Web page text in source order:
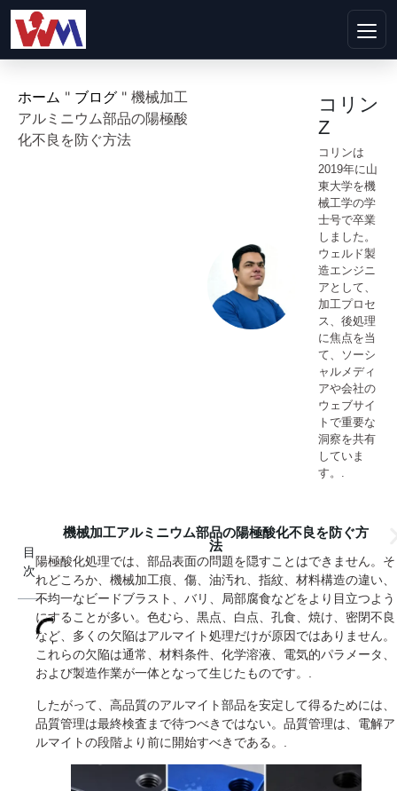
ホーム " ブログ " 機械加工
アルミニウム部品の陽極酸
化不良を防ぐ方法
コリン
Z
コリンは
2019年に山
東大学を機
械工学の学
士号で卒業
しました。
ウェルド製
造エンジニ
アとして、
加工プロセ
ス、後処理
に焦点を当
て、ソーシ
ャルメディ
アや会社の
ウェブサイ
トで重要な
洞察を共有
していま
す。.
目
次
機械加工アルミニウム部品の陽極酸化不良を防ぐ方
法
陽極酸化処理では、部品表面の問題を隠すことはできません。そ
れどころか、機械加工痕、傷、油汚れ、指紋、材料構造の違い、
不均一なビードブラスト、バリ、局部腐食などをより目立つよう
にすることが多い。色むら、黒点、白点、孔食、焼け、密閉不良
など、多くの欠陥はアルマイト処理だけが原因ではありません。
これらの欠陥は通常、材料条件、化学溶液、電気的パラメータ、
および製造作業が一体となって生じたものです。.
したがって、高品質のアルマイト部品を安定して得るためには、
品質管理は最終検査まで待つべきではない。品質管理は、電解ア
ルマイトの段階より前に開始すべきである。.